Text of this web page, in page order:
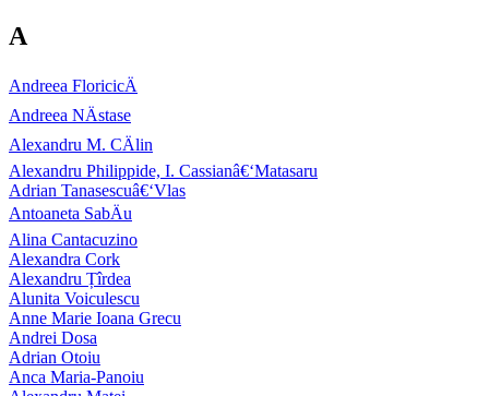
A
Andreea FloricicÄ
Andreea NÄstase
Alexandru M. CÄlin
Alexandru Philippide, I. Cassianâ€‘Matasaru
Adrian Tanasescuâ€‘Vlas
Antoaneta SabÄu
Alina Cantacuzino
Alexandra Cork
Alexandru Țîrdea
Alunita Voiculescu
Anne Marie Ioana Grecu
Andrei Dosa
Adrian Otoiu
Anca Maria-Panoiu